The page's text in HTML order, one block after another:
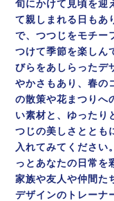
旬にかけて見頃を迎
て親しまれる日もあ
で、つつじをモチー
つけて季節を楽しん
びらをあしらったデ
やかさもあり、春の
の散策や花まつりへ
い素材と、ゆったり
つじの美しさととも
入れてみてください
っとあなたの日常を
家族や友人や仲間た
デザインのトレーナ